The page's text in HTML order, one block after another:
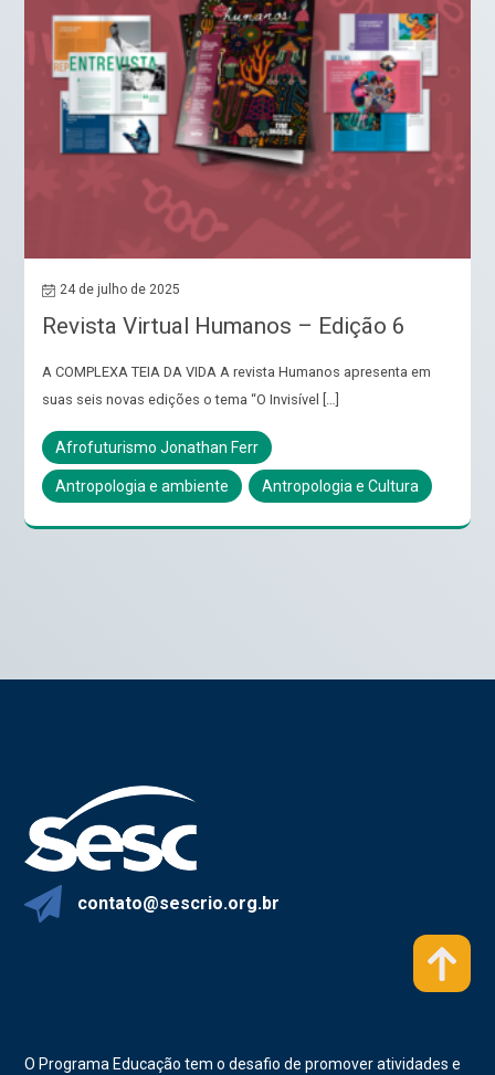
24 de julho de 2025
Revista Virtual Humanos – Edição 6
A COMPLEXA TEIA DA VIDA A revista Humanos apresenta em
suas seis novas edições o tema “O Invisível […]
Afrofuturismo Jonathan Ferr
Antropologia e ambiente Antropologia e Cultura
contato@sescrio.org.br
O Programa Educação tem o desafio de promover atividades e